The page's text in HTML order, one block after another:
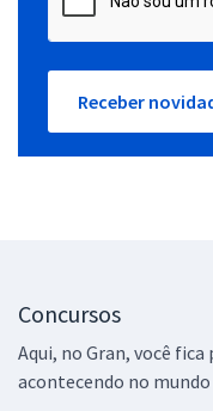
Receber
Concursos
Aqui, no Gran, você
acontecendo no mundo